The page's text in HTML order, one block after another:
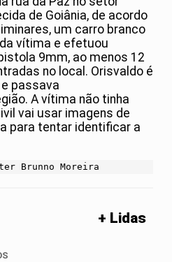
de Goiânia, de acordo
um carro branco
vítima e efetuou
9mm, ao menos 12
no local. Orisvaldo é
passava
A vítima não tinha
vai usar imagens de
para tentar identificar a
Brunno Moreira
+ Lidas